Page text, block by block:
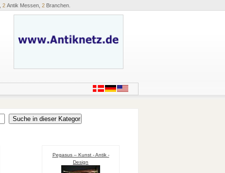
2 Antik Messen, 2 Branchen.
Pegasus – Kunst - Antik -
Design